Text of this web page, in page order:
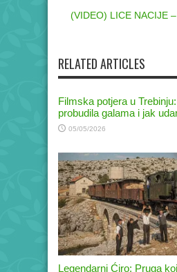
(VIDEO) LICE NACIJE
RELATED ARTICLES
Filmska potjera u
probudila galama i jak
05/05/2026
Legendarni Ćiro: Pruga